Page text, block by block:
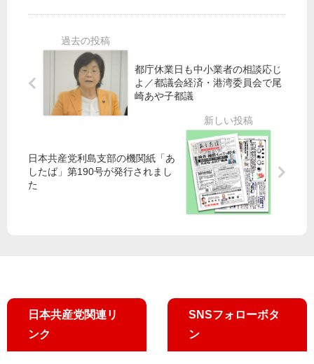
党
が
で
追
合
支
等
改
定
案
宮
判
園
万
80
学
で
ア
ン
ケ
ー
ト
に
東
京
都庁休業日も中小業者の相談応じ
よ／都議会経済・港湾委員会で尾
崎あや子都議
日本共産党利島支部の機関紙「あ
したば」第190号が発行されまし
た
日本共産党関連リ
ンク
SNSフォローボタ
ン